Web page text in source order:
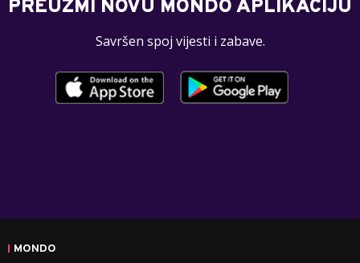
PREUZMI NOVU MONDO APLIKACIJU
Savršen spoj vijesti i zabave.
MONDO